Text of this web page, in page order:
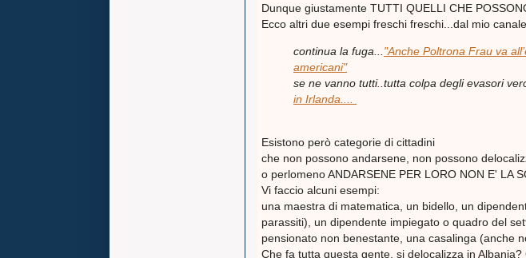
Dunque giustamente TUTTI QUELLI CHE
Ecco altri due esempi freschi freschi...dal mio
continua la fuga... "Anche Poltrona Frau va
americani"
se ne vanno tutti..tutta colpa degli evasori
in Irlanda....
Esistono però categorie di cittadini
che non possono andarsene, non possono
o perlomeno ANDARSENE PER LORO NON E' LA
Vi faccio alcuni esempi:
una maestra di matematica, un bidello, un
parassiti), un dipendente impiegato o quadro del
pensionato non benestante, una casalinga (anche
Che fa tutta questa gente, si delocalizza in